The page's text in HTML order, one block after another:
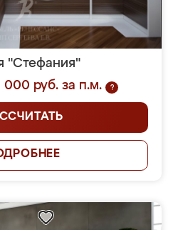
"Стефания"
000 руб. за п.м.
?